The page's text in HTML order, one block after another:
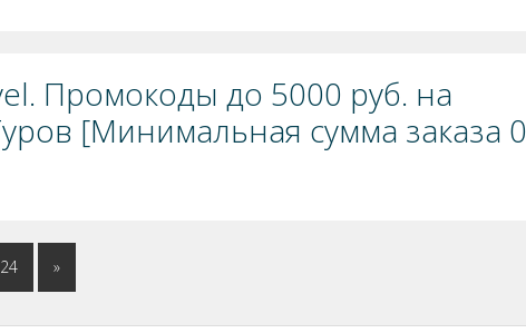
Промокоды до 5000 руб. на
[Минимальная сумма заказа 0
24 »